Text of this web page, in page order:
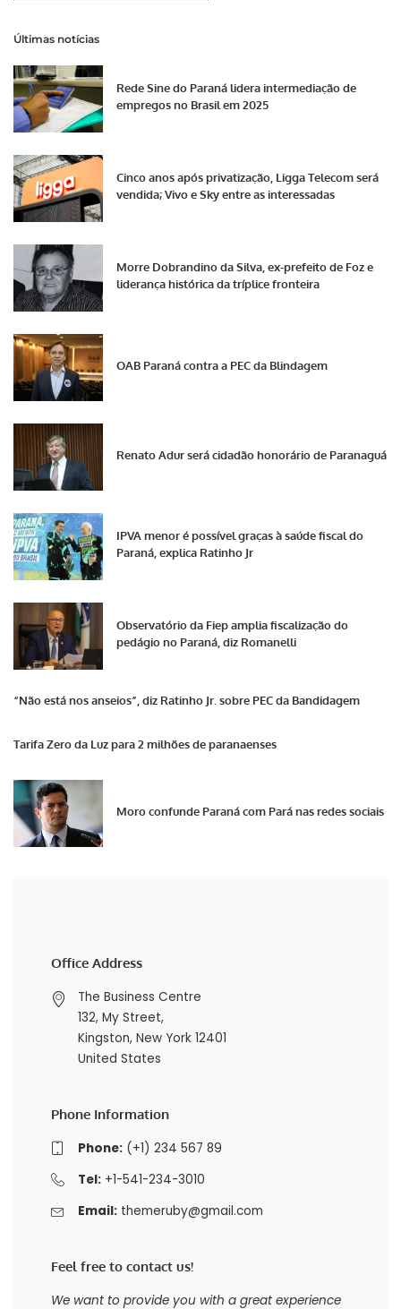
Últimas notícias
Rede Sine do Paraná lidera intermediação de
empregos no Brasil em 2025
Cinco anos após privatização, Ligga Telecom será
vendida; Vivo e Sky entre as interessadas
Morre Dobrandino da Silva, ex-prefeito de Foz e
liderança histórica da tríplice fronteira
OAB Paraná contra a PEC da Blindagem
Renato Adur será cidadão honorário de Paranaguá
IPVA menor é possível graças à saúde fiscal do
Paraná, explica Ratinho Jr
Observatório da Fiep amplia fiscalização do
pedágio no Paraná, diz Romanelli
“Não está nos anseios”, diz Ratinho Jr. sobre PEC da Bandidagem
Tarifa Zero da Luz para 2 milhões de paranaenses
Moro confunde Paraná com Pará nas redes sociais
Office Address
The Business Centre
132, My Street,
Kingston, New York 12401
United States
Phone Information
Phone:(+1) 234 567 89
Tel:+1-541-234-3010
Email: themeruby@gmail.com
Feel free to contact us!
We want to provide you with a great experience